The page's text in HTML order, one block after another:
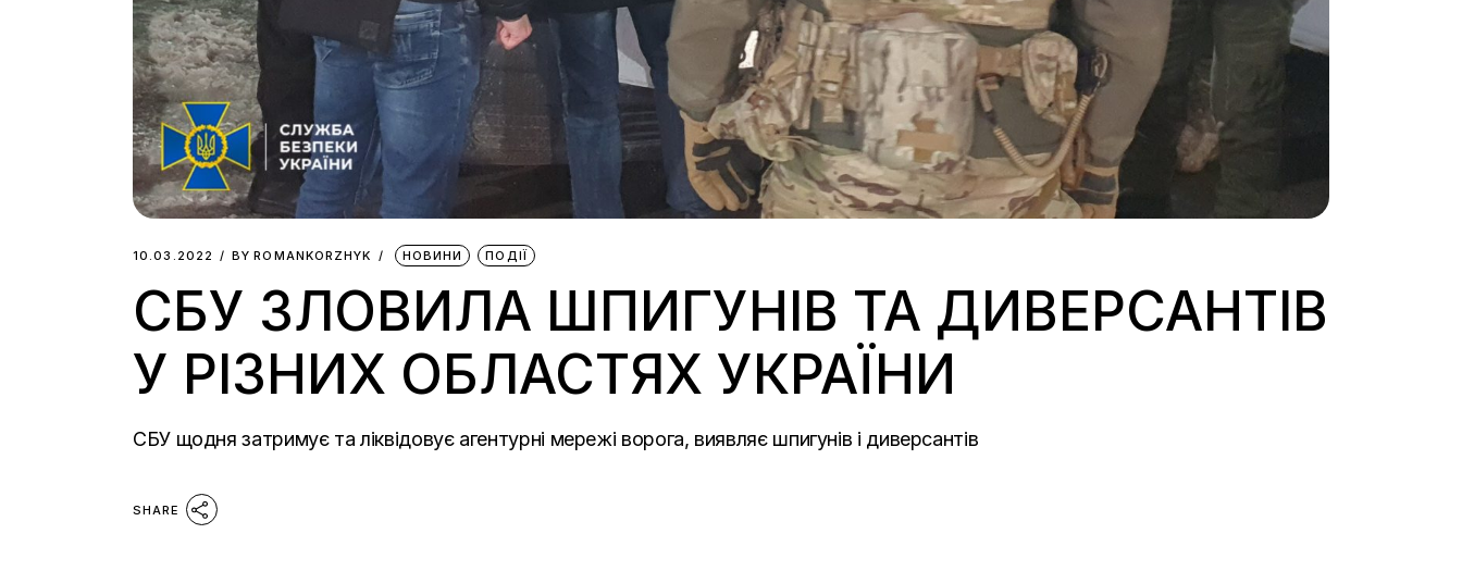
10.03.2022 BY ROMANKORZHYK НОВИНИ ПОДІЇ
СБУ ЗЛОВИЛА ШПИГУНІВ ТА ДИВЕРСАНТІВ
У РІЗНИХ ОБЛАСТЯХ УКРАЇНИ
СБУ щодня затримує та ліквідовує агентурні мережі ворога, виявляє шпигунів і диверсантів
SHARE